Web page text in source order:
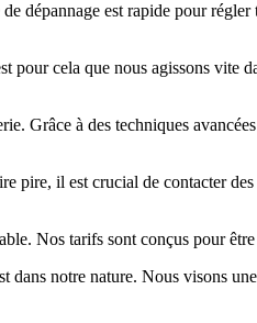
dépannage est rapide pour
pour cela que nous agissons
Grâce à des techniques
pire, il est crucial de contacter
Nos tarifs sont conçus pour
dans notre nature. Nous visons